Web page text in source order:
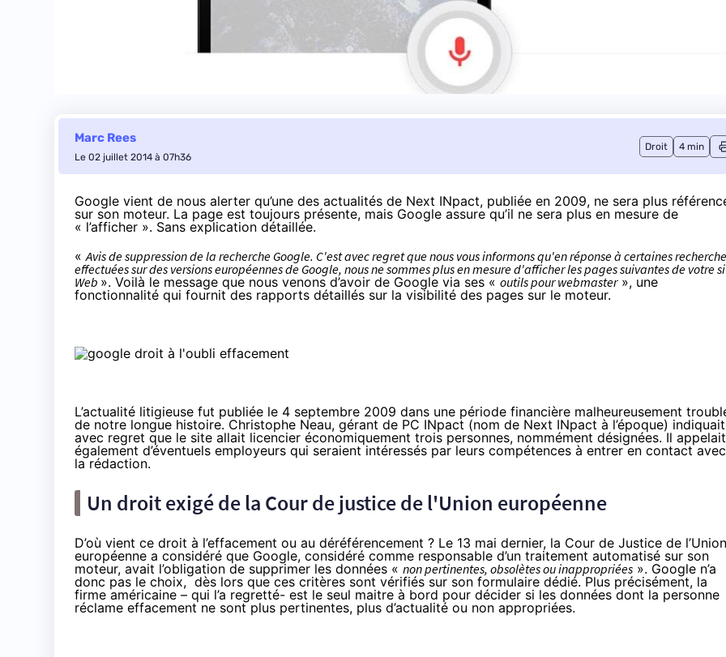
Marc Rees
Le 02 juillet 2014 à 07h36
Droit 4 min
Google vient de nous alerter qu’une des actualités de Next INpact, publiée en 2009, ne sera plus
sur son moteur. La page est toujours présente, mais Google assure qu’il ne sera plus en mesure de
« l’afficher ». Sans explication détaillée.
«Avis de suppression de la recherche Google. C'est avec regret que nous vous informons qu'en réponse à certaines
effectuées sur des versions européennes de Google, nous ne sommes plus en mesure d'afficher les pages suivantes de votre
Web ». Voilà le message que nous venons d’avoir de Google via ses « outils pour webmaster», une
fonctionnalité qui fournit des rapports détaillés sur la visibilité des pages sur le moteur.
L’actualité litigieuse fut publiée le 4 septembre 2009 dans une période financière malheureusement
de notre longue histoire. Christophe Neau, gérant de PC INpact (nom de Next INpact à l’époque) indiquait
avec regret que le site allait licencier économiquement trois personnes, nommément désignées. Il appelait
également d’éventuels employeurs qui seraient intéressés par leurs compétences à entrer en contact avec
la rédaction.
Un droit exigé de la Cour de justice de l'Union européenne
D’où vient ce droit à l’effacement ou au déréférencement ? Le 13 mai dernier, la Cour de Justice de l’Union
européenne a considéré que Google, considéré comme responsable d’un traitement automatisé sur son
moteur, avait l’obligation de supprimer les données « non pertinentes, obsolètes ou inappropriées ». Google n’a
donc pas le choix, dès lors que ces critères sont vérifiés sur son formulaire dédié. Plus précisément, la
firme américaine – qui l’a regretté- est le seul maitre à bord pour décider si les données dont la personne
réclame effacement ne sont plus pertinentes, plus d’actualité ou non appropriées.